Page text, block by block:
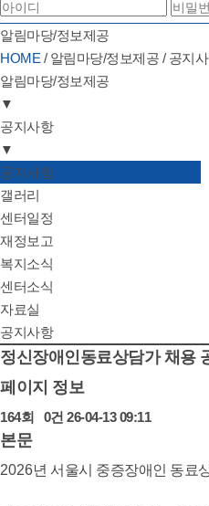
알림마당/정보제공
HOME / 알림마당/정보제공 / 공지
알림마당/정보제공
▼
기관소개
하는일
후원/자원봉사
알림마당/정보제공
공지사항
▼
공지사항
갤러리
센터일정
재정보고
복지소식
센터소식
자료실
공지사항
갤러리
센터일정
재정보고
복지소식
센터소식
자료실
공지사항
정신장애인동료상담가 채용
페이지 정보
164회 0건 26-04-13 09:11
본문
2026년 서울시 중증장애인 동료